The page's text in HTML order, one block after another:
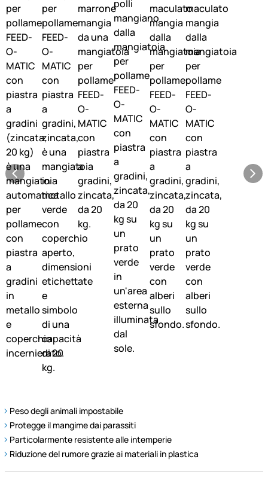
Peso degli animali impostabile
Protegge il mangime dai parassiti
Particolarmente resistente alle intemperie
Riduzione del rumore grazie ai materiali in plastica